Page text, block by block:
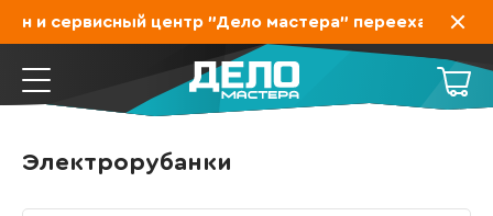
и сервисный центр "Дело мастера" переехал на
Электрорубанки